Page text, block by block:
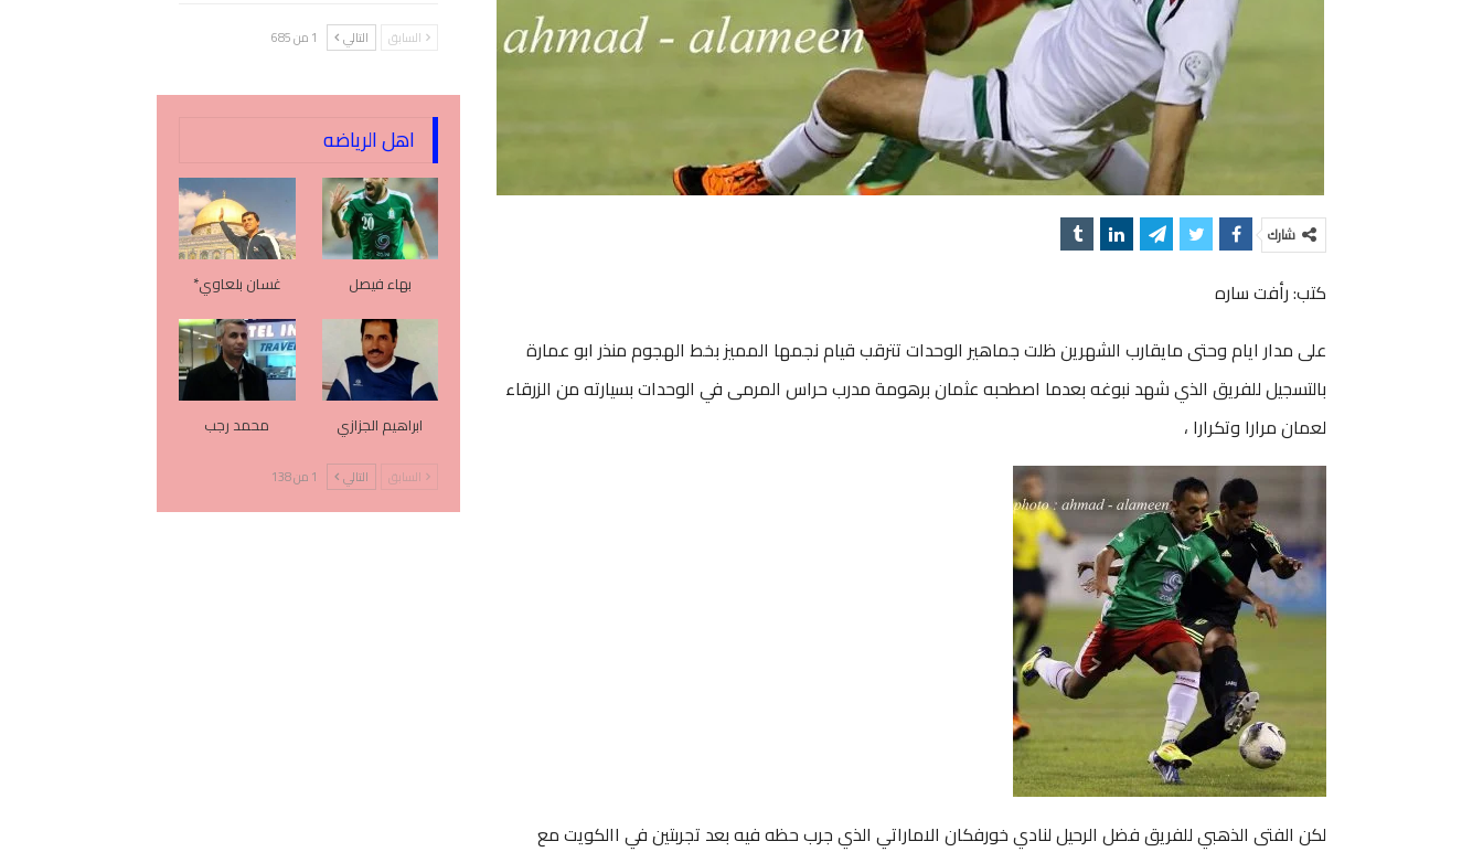
شارك
كتب: رأفت ساره
على مدار ايام وحتى مايقارب الشهرين ظلت جماهير الوحدات تترقب قيام نجمها المميز بخط الهجوم منذر ابو عمارة
بالتسجيل للفريق الذي شهد نبوغه بعدما اصطحبه عثمان برهومة مدرب حراس المرمى في الوحدات بسيارته من الزرقاء
لعمان مرارا وتكرارا ،
لكن الفتى الذهبي للفريق فضل الرحيل لنادي خورفكان الاماراتي الذي جرب حظه فيه بعد تجربتين في االكويت مع
السابق التالي 1 من 685
اهل الرياضه
بهاء فيصل غسان بلعاوي*
ابراهيم الجزازي محمد رجب
السابق التالي 1 من 138